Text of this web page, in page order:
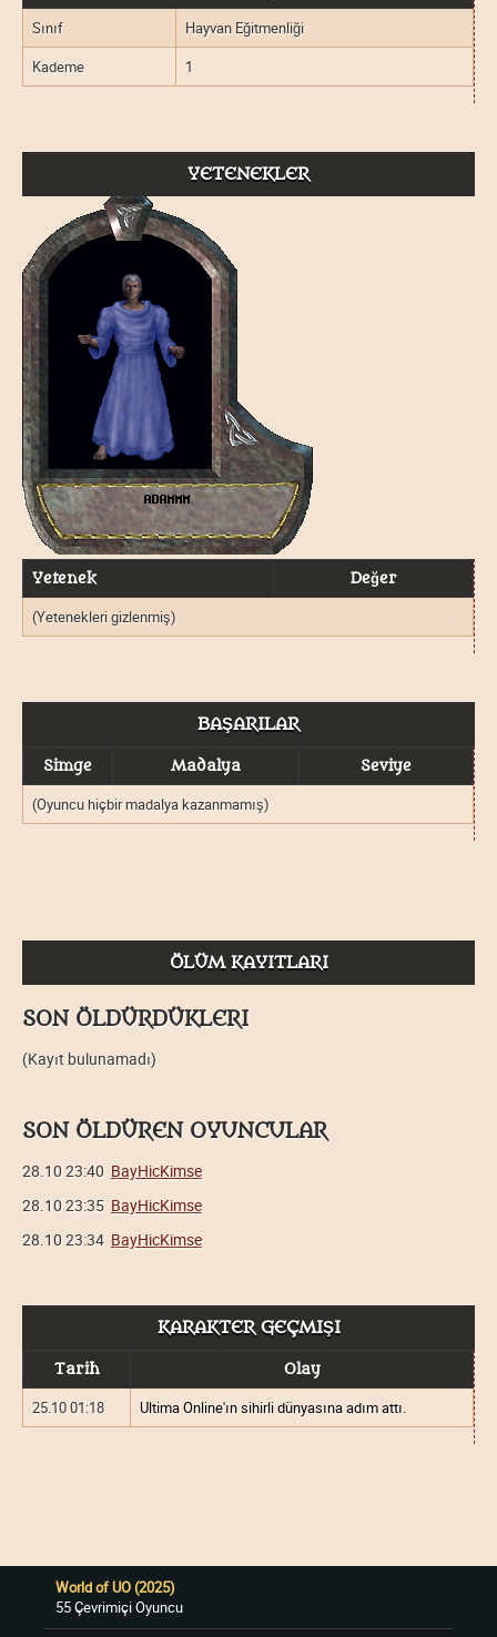
Sınıf
Hayvan Eğitmenliği
Kademe
1
YETENEKLER
Yetenek Değer
(Yetenekleri gizlenmiş)
BAŞARILAR
Simge Madalya Seviye
(Oyuncu hiçbir madalya kazanmamış)
ÖLÜM KAYITLARI
SON ÖLDÜRDÜKLERI
(Kayıt bulunamadı)
SON ÖLDÜREN OYUNCULAR
28.10 23:40 BayHicKimse
28.10 23:35 BayHicKimse
28.10 23:34 BayHicKimse
KARAKTER GEÇMIŞI
Tarih Olay
25.10 01:18 Ultima Online'ın sihirli dünyasına adım attı.
World of UO (2025)
55 Çevrimiçi Oyuncu